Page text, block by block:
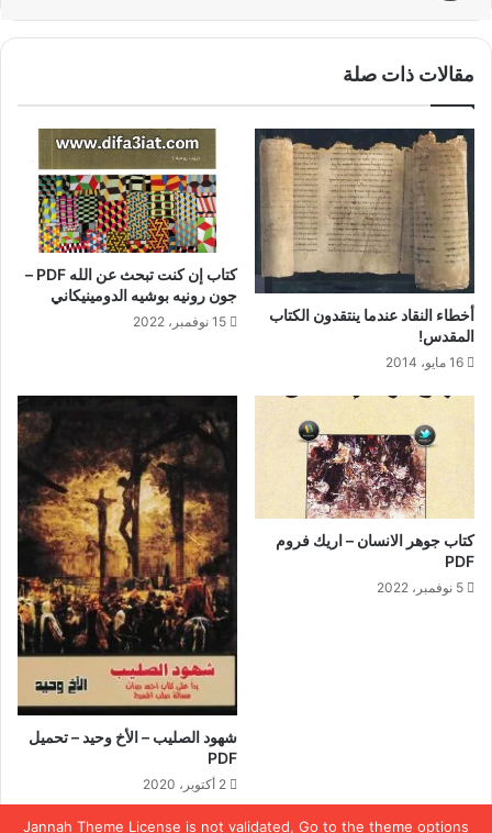
Jannah Theme License is not validated, Go to the theme options
مقالات ذات صلة
أخطاء النقاد عندما ينتقدون الكتاب
المقدس!
16 مايو، 2014
كتاب إن كنت تبحث عن الله PDF –
جون رونيه بوشيه الدومينيكاني
15 نوفمبر، 2022
كتاب جوهر الانسان – اريك فروم
PDF
5 نوفمبر، 2022
شهود الصليب – الأخ وحيد – تحميل
PDF
2 أكتوبر، 2020